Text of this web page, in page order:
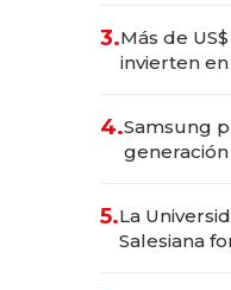
3.Más de
invierten
4.Samsung
5.La
Salesiana